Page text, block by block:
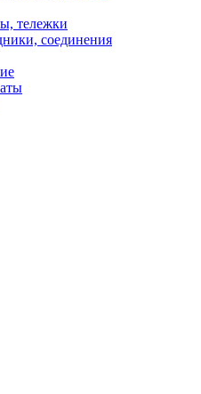
тележки
соединения